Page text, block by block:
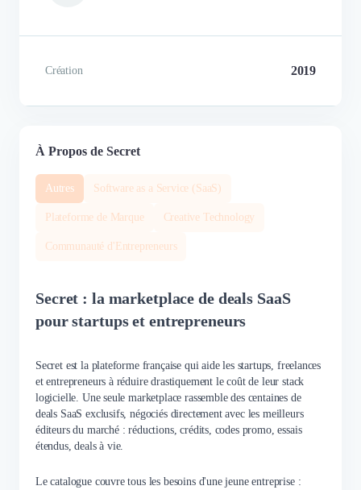
Création 2019
À Propos de Secret
Autres Software as a Service (SaaS)
Plateforme de Marque Creative Technology
Communauté d'Entrepreneurs
Secret : la marketplace de deals SaaS
pour startups et entrepreneurs
Secret est la plateforme française qui aide les startups, freelances
et entrepreneurs à réduire drastiquement le coût de leur stack
logicielle. Une seule marketplace rassemble des centaines de
deals SaaS exclusifs, négociés directement avec les meilleurs
éditeurs du marché : réductions, crédits, codes promo, essais
étendus, deals à vie.
Le catalogue couvre tous les besoins d'une jeune entreprise :